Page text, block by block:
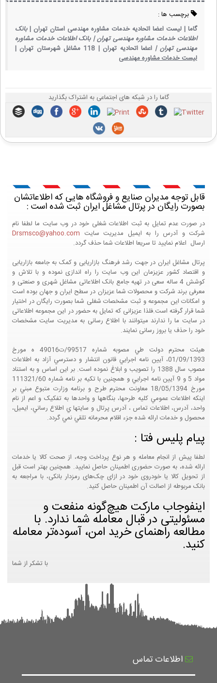
برچسب ها :
گاما | لیست اعضا اتحادیه خدمات مشاوره مهندسی استان تهران | بانک
اطلاعات خدمات مشاوره مهندسی تهران | بانک اطلاعات خدمات مشاوره
مهندسی تهران | اعضا اتحادیه تهران | 118 مشاغل شهرستان تهران |
لیست خدمات مشاوره مهندسی
گاما را در شبکه های اجتماعی به اشتراک بگذارید
قابل توجه مدیران صنایع و فروشگاه هایی که اطلاعاتشان
بصورت رایگان در پرتال مشاغل ایران ثبت شده است :
در صورت عدم تمایل به ثبت اطلاعات شغلی خود در وب سایت ما لطفا نام
شرکت و آدرس را به ایمیل مدیریت سایت Drsmsco@yahoo.com
ارسال اعلام نمایید تا سریعا اطلاعات شما حذف گردد.
پرتال مشاغل ایران در جهت رشد فرهنگ بازاریابی و کمک به جامعه بازاریابی
و اقتصاد کشور عزیزمان این وب سایت را راه اندازی نموده و با تلاش و
کوشش 4 ساله سعی در تهیه جامع بانک اطلاعاتی مشاغل شهری و صنعتی و
معرفی برند شرکت و محصولات شما عزیزان در سطح ایران و جهان بوده است
و امکانات این مجموعه و ثبت مشخصات شغلی شما بصورت رایگان در اختیار
شما قرار گرفته است.فلذا عزیزانی که تمایل به حضور در این مجموعه اطلاعاتی
در سایت ما را ندارند میتوانند با اطلاع رسانی به مدیریت سایت مشخصات
خود را حذف یا بروز رسانی نمایند.
هيئت محترم دولت طي مصوبه شماره 99517/ت49016 ه مورخ
01/09/1393، آيين نامه اجرايي قانون انتشار و دسترسي آزاد به اطلاعات
مصوب سال 1388 را تصويب و ابلاغ نموده است. بر اين اساس و به استناد
مواد 5 و 9 آيين نامه اجرايي و همچنين با تکيه بر نامه شماره 111321/60
مورخ 18/05/1394 معاونت محترم طرح و برنامه وزارت متبوع مبني بر
اينکه اطلاعات عمومي کليه طرحها، بنگاهها و واحدها به تفکيک و اعم از نام
واحد، آدرس، اطلاعات تماس ، آدرس پرتال و سايتها ي اطلاع رساني، ايميل،
محصول و خدمات ارائه شده جزء اقلام محرمانه تلقي نمي گردد.
پیام پلیس فتا :
لطفا پیش از انجام معامله و هر نوع پرداخت وجه، از صحت کالا یا خدمات
ارائه شده، به صورت حضوری اطمینان حاصل نمایید. همچنین بهتر است قبل
از تحویل کالا یا خودروی خود در ازای چک‌های رمزدار بانکی، با مراجعه به
بانک مربوطه از اصالت آن اطمینان حاصل کنید.
اینفوجاب مارکت هیچ‌گونه منفعت و
مسئولیتی در قبال معامله شما ندارد. با
مطالعه راهنمای خرید امن، آسوده‌تر معامله
کنید.
با تشکر از شما
اطلاعات تماس